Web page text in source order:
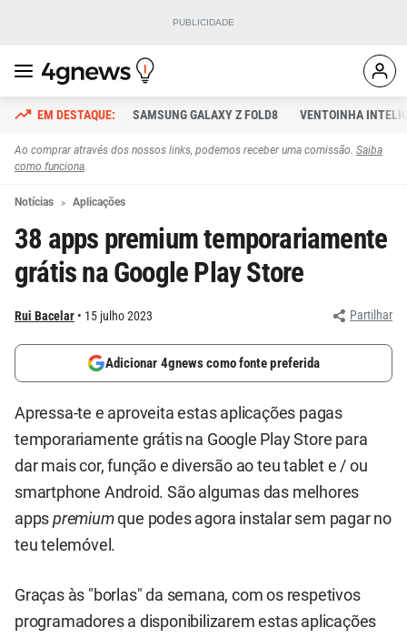
SAMSUNG GALAXY Z FOLD8 VENTOINHA
Ao comprar através dos nossos links, podemos receber uma comissão. Saiba
como funciona.
Notícias Aplicações
38 apps premium temporariamente
grátis na Google Play Store
Rui Bacelar 15 julho 2023 Partilhar
Adicionar 4gnews como fonte preferida
Apressa-te e aproveita estas aplicações pagas
temporariamente grátis na Google Play Store para
dar mais cor, função e diversão ao teu tablet e / ou
smartphone Android. São algumas das melhores
apps premiumque podes agora instalar sem pagar no
teu telemóvel.
Graças às "borlas" da semana, com os respetivos
programadores a disponibilizarem estas aplicações